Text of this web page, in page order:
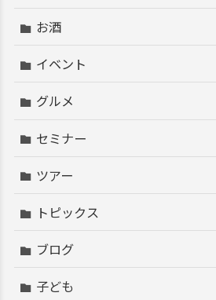
お酒
イベント
グルメ
セミナー
ツアー
トピックス
ブログ
子ども